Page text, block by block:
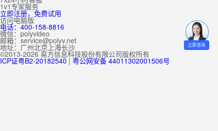
1v1专家服务
立即注册，免费试用
访问电脑版
电话：400-158-8816
微信：polyvideo
邮箱：service@polyv.net
地址： 广州北京 上海长沙
©2013-2026 易方信息科技股份有限公司版权所有
ICP证粤B2-20182540 | 粤公网安备 44011302001506号
立即咨询